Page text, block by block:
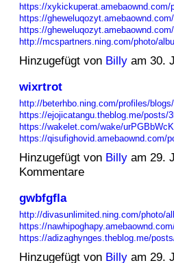
https://xykickuperat.amebaownd.com/
https://
https://
http://mcspartners.ning.com/photo/
Hinzugefügt von Billyam 30.
wixrtrot
http://beterhbo.ning.com/profiles/
https://ejojicatangu.theblog.me/posts/
https://wakelet.com/wake/
https://qisufighovid.amebaownd.com/
Hinzugefügt von Billyam 29.
Kommentare
gwbfgfla
http://divasunlimited.ning.com/photo/
https://
https://adizaghynges.theblog.me/
Hinzugefügt von Billyam 29.